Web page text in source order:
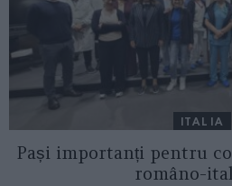
ITALIA
Pași importanți pentru
româno-